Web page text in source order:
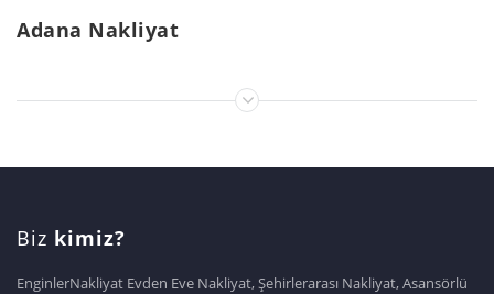
Adana Nakliyat
Biz kimiz?
EnginlerNakliyat Evden Eve Nakliyat, Şehirlerarası Nakliyat, Asansörlü